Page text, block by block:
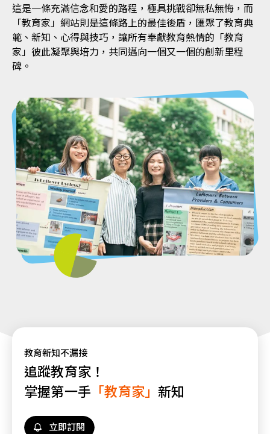
這是一條充滿信念和愛的路程，極具挑戰卻無私無悔，而
「教育家」網站則是這條路上的最佳後盾，匯聚了教育典
範、新知、心得與技巧，讓所有奉獻教育熱情的「教育
家」彼此凝聚與培力，共同邁向一個又一個的創新里程
碑。
教育新知不漏接
追蹤教育家！
掌握第一手 「教育家」 新知
立即訂閱